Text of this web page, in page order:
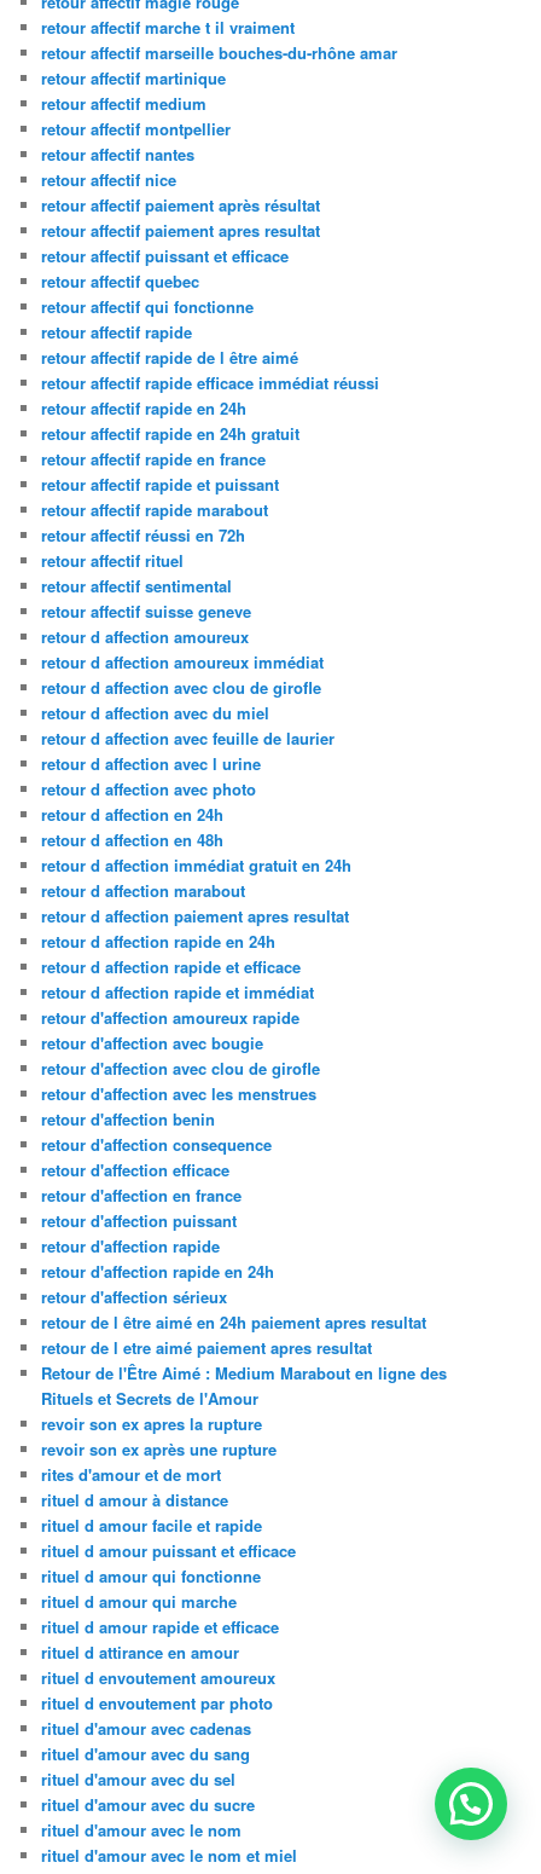
retour affectif marche t il vraiment
retour affectif marseille bouches-du-rhône amar
retour affectif martinique
retour affectif medium
retour affectif montpellier
retour affectif nantes
retour affectif nice
retour affectif paiement après résultat
retour affectif paiement apres resultat
retour affectif puissant et efficace
retour affectif quebec
retour affectif qui fonctionne
retour affectif rapide
retour affectif rapide de l être aimé
retour affectif rapide efficace immédiat réussi
retour affectif rapide en 24h
retour affectif rapide en 24h gratuit
retour affectif rapide en france
retour affectif rapide et puissant
retour affectif rapide marabout
retour affectif réussi en 72h
retour affectif rituel
retour affectif sentimental
retour affectif suisse geneve
retour d affection amoureux
retour d affection amoureux immédiat
retour d affection avec clou de girofle
retour d affection avec du miel
retour d affection avec feuille de laurier
retour d affection avec l urine
retour d affection avec photo
retour d affection en 24h
retour d affection en 48h
retour d affection immédiat gratuit en 24h
retour d affection marabout
retour d affection paiement apres resultat
retour d affection rapide en 24h
retour d affection rapide et efficace
retour d affection rapide et immédiat
retour d'affection amoureux rapide
retour d'affection avec bougie
retour d'affection avec clou de girofle
retour d'affection avec les menstrues
retour d'affection benin
retour d'affection consequence
retour d'affection efficace
retour d'affection en france
retour d'affection puissant
retour d'affection rapide
retour d'affection rapide en 24h
retour d'affection sérieux
retour de l être aimé en 24h paiement apres resultat
retour de l etre aimé paiement apres resultat
Retour de l'Être Aimé : Medium Marabout en ligne des
Rituels et Secrets de l'Amour
revoir son ex apres la rupture
revoir son ex après une rupture
rites d'amour et de mort
rituel d amour à distance
rituel d amour facile et rapide
rituel d amour puissant et efficace
rituel d amour qui fonctionne
rituel d amour qui marche
rituel d amour rapide et efficace
rituel d attirance en amour
rituel d envoutement amoureux
rituel d envoutement par photo
rituel d'amour avec cadenas
rituel d'amour avec du sang
rituel d'amour avec du sel
rituel d'amour avec du sucre
rituel d'amour avec le nom
rituel d'amour avec le nom et miel